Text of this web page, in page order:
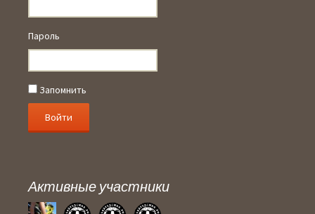
Пароль
Запомнить
Активные участники